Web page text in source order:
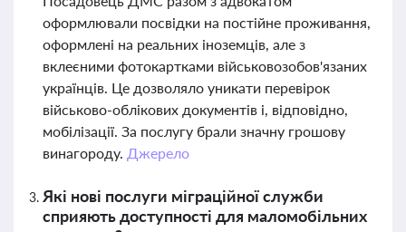
оформлювали посвідки на постійне проживання,
оформлені на реальних іноземців, але з
вклеєними фотокартками військовозобов'язаних
українців. Це дозволяло уникати перевірок
військово-облікових документів і, відповідно,
мобілізації. За послугу брали значну грошову
винагороду. Джерело
Які нові послуги міграційної служби
сприяють доступності для маломобільних